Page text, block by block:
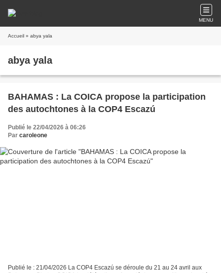
MENU
Accueil » abya yala
abya yala
BAHAMAS : La COICA propose la participation
des autochtones à la COP4 Escazú
Publié le 22/04/2026 à 06:26
Par caroleone
Publié le : 21/04/2026 La COP4 Escazú se déroule du 21 au 24 avril aux